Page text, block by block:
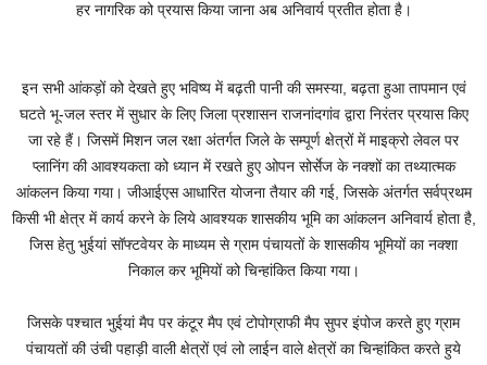
हर नागरिक को प्रयास किया जाना अब अनिवार्य प्रतीत होता है।
इन सभी आंकड़ों को देखते हुए भविष्य में बढ़ती पानी की समस्या, बढ़ता हुआ तापमान एवं
घटते भू-जल स्तर में सुधार के लिए जिला प्रशासन राजनांदगांव द्वारा निरंतर प्रयास किए
जा रहे हैं। जिसमें मिशन जल रक्षा अंतर्गत जिले के सम्पूर्ण क्षेत्रों में माइक्रो लेवल पर
प्लानिंग की आवश्यकता को ध्यान में रखते हुए ओपन सोर्सेज के नक्शों का तथ्यात्मक
आंकलन किया गया। जीआईएस आधारित योजना तैयार की गई, जिसके अंतर्गत सर्वप्रथम
किसी भी क्षेत्र में कार्य करने के लिये आवश्यक शासकीय भूमि का आंकलन अनिवार्य होता है,
जिस हेतु भुईयां सॉफ्टवेयर के माध्यम से ग्राम पंचायतों के शासकीय भूमियों का नक्शा
निकाल कर भूमियों को चिन्हांकित किया गया।
जिसके पश्चात भुईयां मैप पर कंटूर मैप एवं टोपोग्राफी मैप सुपर इंपोज करते हुए ग्राम
पंचायतों की उंची पहाड़ी वाली क्षेत्रों एवं लो लाईन वाले क्षेत्रों का चिन्हांकित करते हुये